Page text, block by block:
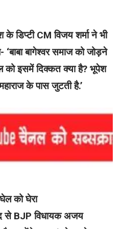
डिप्टी CM विजय शर्मा ने भी
‘बाबा बागेश्वर समाज को जोड़ने
इसमें दिक्कत क्या है? भूपेश
के पास जुटती है.’
को घेरा
से BJP विधायक अजय